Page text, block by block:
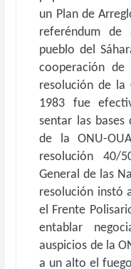
un Plan de
referéndum de
pueblo del
cooperación
resolución de la
1983 fue
sentar las bases
de la ONU-
resolución 40/
General de las
resolución instó
el Frente
entablar
auspicios de la
a un alto el